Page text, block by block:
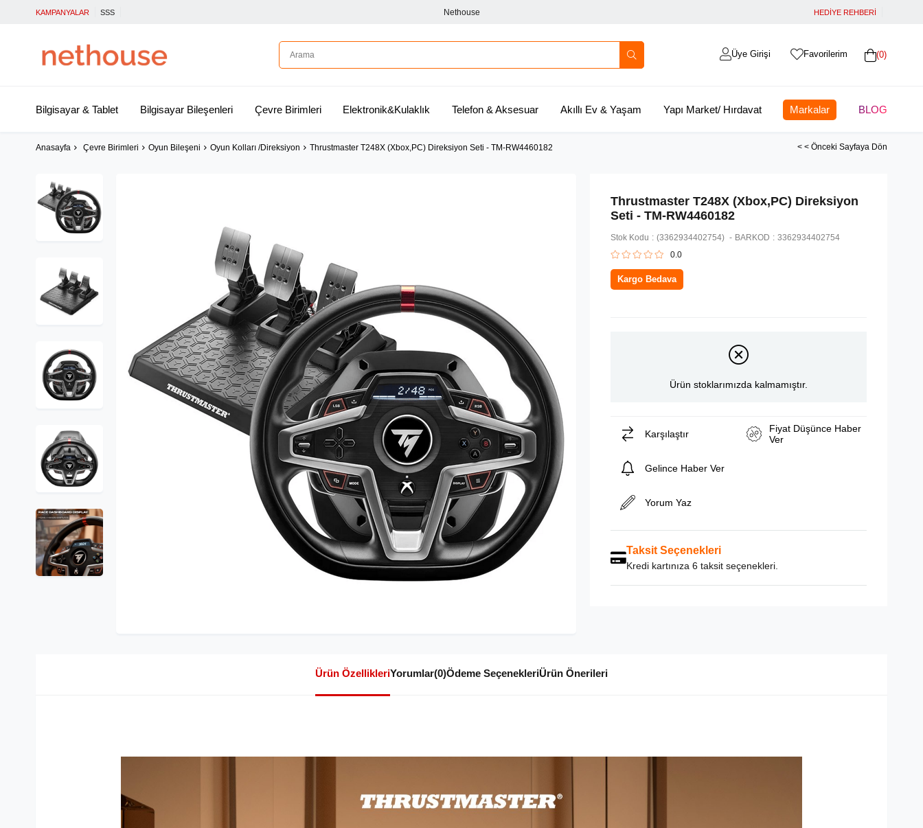
KAMPANYALAR SSS Nethouse HEDİYE REHBERİ
0
Favorilerim
Üye Girişi
Bilgisayar & Tablet Bilgisayar Bileşenleri Çevre Birimleri Elektronik&Kulaklık Telefon & Aksesuar Akıllı Ev & Yaşam Yapı Market/ Hırdavat Markalar BLOG
Anasayfa Çevre Birimleri Oyun Bileşeni Oyun Kolları /Direksiyon Thrustmaster T248X (Xbox,PC) Direksiyon Seti - TM-RW4460182 < < Önceki Sayfaya Dön
Thrustmaster T248X (Xbox,PC) Direksiyon
Seti - TM-RW4460182
Stok Kodu (3362934402754) BARKOD : 3362934402754
0.0
Kargo Bedava
Ürün stoklarımızda kalmamıştır.
Karşılaştır
Fiyat Düşünce Haber
Ver
Gelince Haber Ver
Yorum Yaz
Taksit Seçenekleri
Kredi kartınıza 6 taksit seçenekleri.
Ürün ÖzellikleriYorumlar(0)Ödeme SeçenekleriÜrün Önerileri